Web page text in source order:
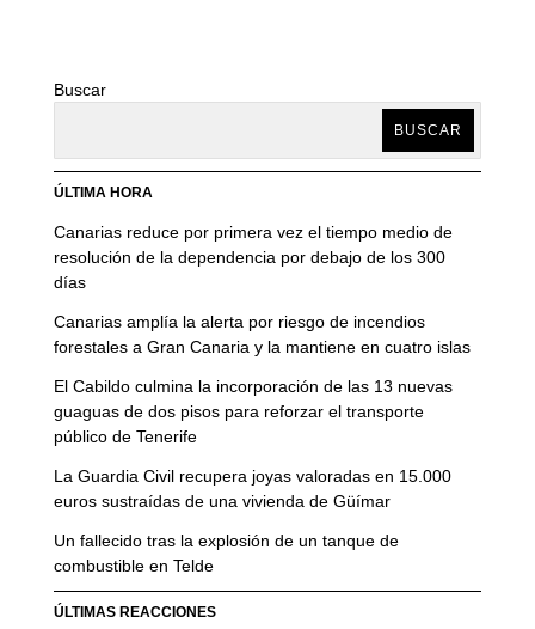
Buscar
BUSCAR
ÚLTIMA HORA
Canarias reduce por primera vez el tiempo medio de
resolución de la dependencia por debajo de los 300
días
Canarias amplía la alerta por riesgo de incendios
forestales a Gran Canaria y la mantiene en cuatro islas
El Cabildo culmina la incorporación de las 13 nuevas
guaguas de dos pisos para reforzar el transporte
público de Tenerife
La Guardia Civil recupera joyas valoradas en 15.000
euros sustraídas de una vivienda de Güímar
Un fallecido tras la explosión de un tanque de
combustible en Telde
ÚLTIMAS REACCIONES